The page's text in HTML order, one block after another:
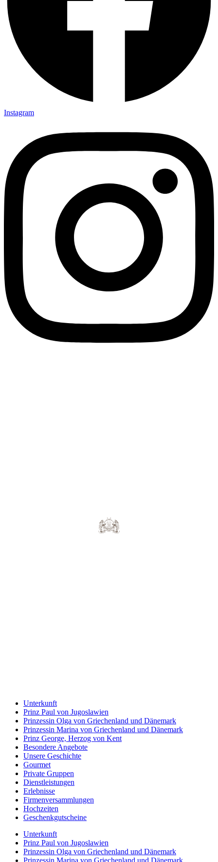
Instagram
Unterkunft
Prinz Paul von Jugoslawien
Prinzessin Olga von Griechenland und Dänemark
Prinzessin Marina von Griechenland und Dänemark
Prinz George, Herzog von Kent
Besondere Angebote
Unsere Geschichte
Gourmet
Private Gruppen
Dienstleistungen
Erlebnisse
Firmenversammlungen
Hochzeiten
Geschenkgutscheine
Unterkunft
Prinz Paul von Jugoslawien
Prinzessin Olga von Griechenland und Dänemark